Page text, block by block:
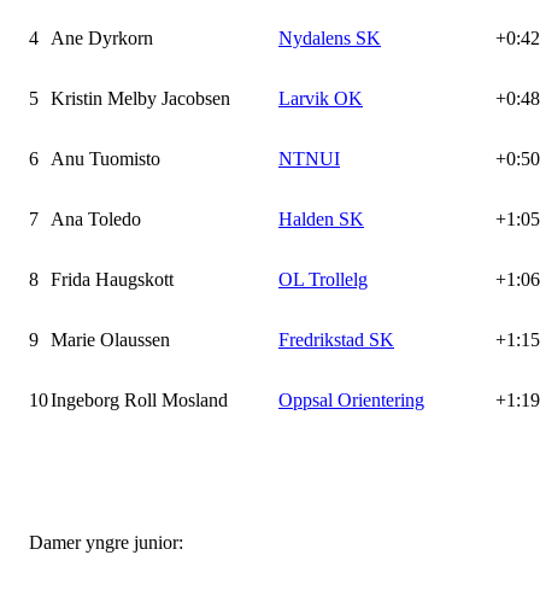
4 Ane Dyrkorn Nydalens SK +0:42
5 Kristin Melby Jacobsen Larvik OK +0:48
6 Anu Tuomisto NTNUI +0:50
7 Ana Toledo Halden SK +1:05
8 Frida Haugskott OL Trollelg +1:06
9 Marie Olaussen Fredrikstad SK +1:15
10Ingeborg Roll Mosland Oppsal Orientering +1:19
Damer yngre junior: